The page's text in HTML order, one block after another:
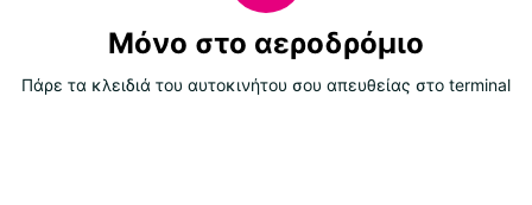
Μόνο στο αεροδρόμιο
Πάρε τα κλειδιά του αυτοκινήτου σου απευθείας στο terminal